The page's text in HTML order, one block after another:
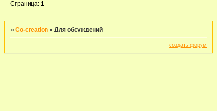
Страница:1
»Co-creation »Для обсуждений
создать форум